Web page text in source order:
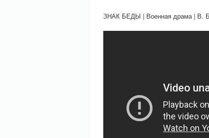
ЗНАК БЕДЫ | Военная драма |